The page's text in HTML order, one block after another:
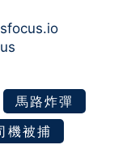
馬路炸彈
機被捕